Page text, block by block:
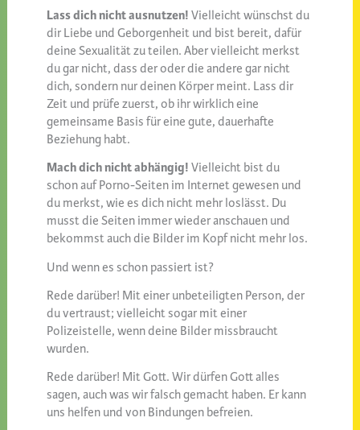
Lass dich nicht ausnutzen!Vielleicht wünschst du
dir Liebe und Geborgenheit und bist bereit, dafür
deine Sexualität zu teilen. Aber vielleicht merkst
du gar nicht, dass der oder die andere gar nicht
dich, sondern nur deinen Körper meint. Lass dir
Zeit und prüfe zuerst, ob ihr wirklich eine
gemeinsame Basis für eine gute, dauerhafte
Beziehung habt.
Mach dich nicht abhängig!Vielleicht bist du
schon auf Porno-Seiten im Internet gewesen und
du merkst, wie es dich nicht mehr loslässt. Du
musst die Seiten immer wieder anschauen und
bekommst auch die Bilder im Kopf nicht mehr los.
Und wenn es schon passiert ist?
Rede darüber! Mit einer unbeteiligten Person, der
du vertraust; vielleicht sogar mit einer
Polizeistelle, wenn deine Bilder missbraucht
wurden.
Rede darüber! Mit Gott. Wir dürfen Gott alles
sagen, auch was wir falsch gemacht haben. Er kann
uns helfen und von Bindungen befreien.